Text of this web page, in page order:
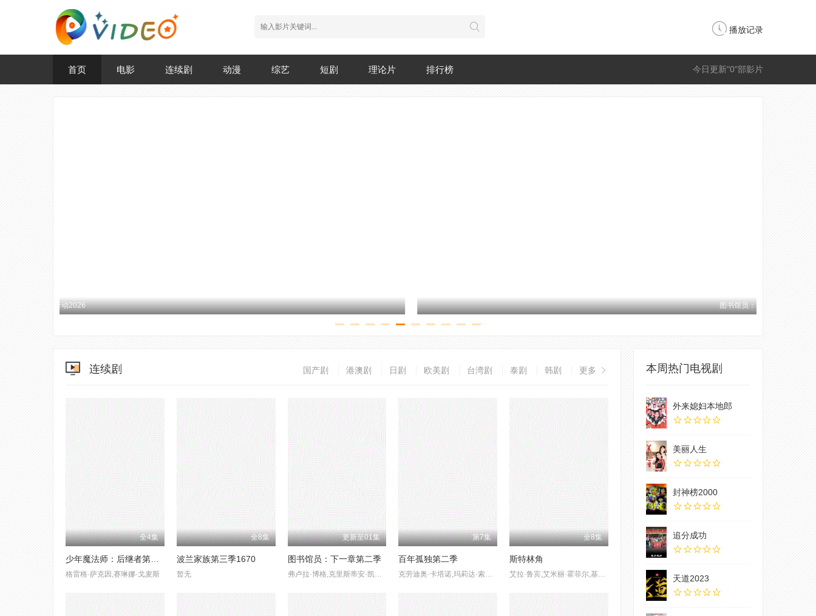
播放记录
今日更新"0"部影片
首页 电影 连续剧 动漫 综艺 短剧 理论片 排行榜
图书馆员：下一章第二季
更多
连续剧 国产剧 港澳剧 日剧 欧美剧 台湾剧 泰剧 韩剧
全4集
格雷格·萨克因,赛琳娜·戈麦斯
全8集
波兰家族第三季1670
暂无
更新至01集
图书馆员：下一章第二季
第7集
百年孤独第二季
全8集
斯特林角
本周热门电视剧
外来媳妇本地郎
美丽人生
封神榜2000
追分成功
天道2023